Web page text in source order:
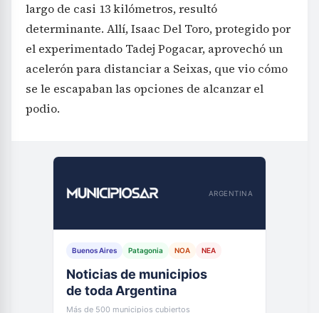
largo de casi 13 kilómetros, resultó
determinante. Allí, Isaac Del Toro, protegido por
el experimentado Tadej Pogacar, aprovechó un
acelerón para distanciar a Seixas, que vio cómo
se le escapaban las opciones de alcanzar el
podio.
ARGENTINA
Buenos Aires Patagonia NOA NEA
Noticias de municipios
de toda Argentina
Más de 500 municipios cubiertos